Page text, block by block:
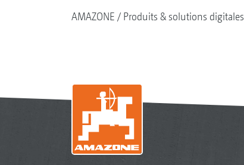
AMAZONE Produits & solutions digitales